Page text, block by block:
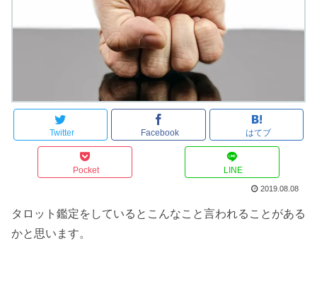
Twitter Facebook はてブ
Pocket LINE
2019.08.08
タロット鑑定をしているとこんなこと言われることがある
かと思います。